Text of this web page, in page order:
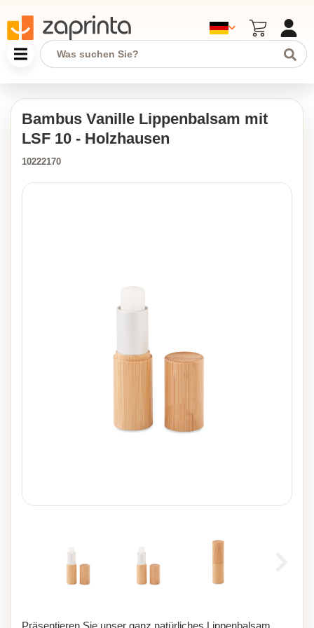
Bambus Vanille Lippenbalsam mit
LSF 10 - Holzhausen
10222170
Präsentieren Sie unser ganz natürliches Lippenbalsam,